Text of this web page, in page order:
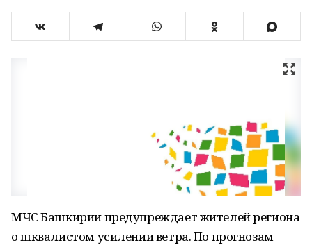
МЧС Башкирии предупреждает жителей региона
о шквалистом усилении ветра. По прогнозам